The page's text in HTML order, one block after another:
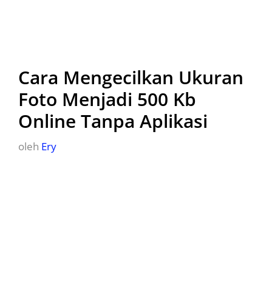
Cara Mengecilkan Ukuran
Foto Menjadi 500 Kb
Online Tanpa Aplikasi
oleh Ery